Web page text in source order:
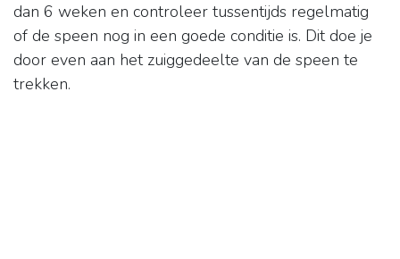
dan 6 weken en controleer tussentijds regelmatig
of de speen nog in een goede conditie is. Dit doe je
door even aan het zuiggedeelte van de speen te
trekken.